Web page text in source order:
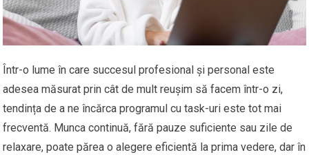
Într-o lume în care succesul profesional și personal este
adesea măsurat prin cât de mult reușim să facem într-o zi,
tendința de a ne încărca programul cu task-uri este tot mai
frecventă. Munca continuă, fără pauze suficiente sau zile de
relaxare, poate părea o alegere eficientă la prima vedere, dar în